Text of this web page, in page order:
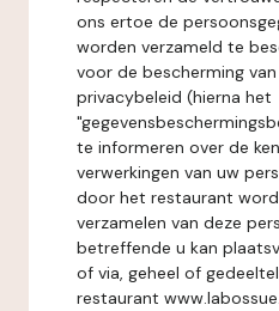
ons ertoe de
worden verzameld te
voor de bescherming
privacybeleid (hierna het
te informeren over de
verwerkingen van uw
door het restaurant
verzamelen van deze
betreffende u kan
of via, geheel of
restaurant